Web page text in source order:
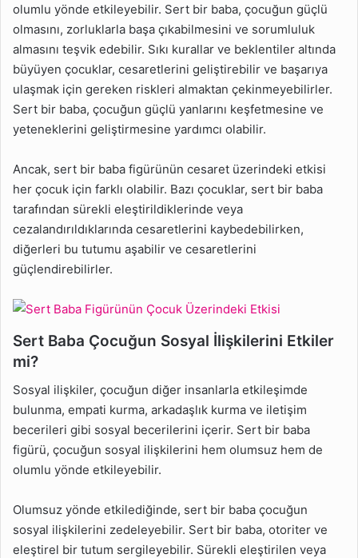
olumlu yönde etkileyebilir. Sert bir baba, çocuğun güçlü
olmasını, zorluklarla başa çıkabilmesini ve sorumluluk
almasını teşvik edebilir. Sıkı kurallar ve beklentiler altında
büyüyen çocuklar, cesaretlerini geliştirebilir ve başarıya
ulaşmak için gereken riskleri almaktan çekinmeyebilirler.
Sert bir baba, çocuğun güçlü yanlarını keşfetmesine ve
yeteneklerini geliştirmesine yardımcı olabilir.
Ancak, sert bir baba figürünün cesaret üzerindeki etkisi
her çocuk için farklı olabilir. Bazı çocuklar, sert bir baba
tarafından sürekli eleştirildiklerinde veya
cezalandırıldıklarında cesaretlerini kaybedebilirken,
diğerleri bu tutumu aşabilir ve cesaretlerini
güçlendirebilirler.
Sert Baba Çocuğun Sosyal İlişkilerini Etkiler
mi?
Sosyal ilişkiler, çocuğun diğer insanlarla etkileşimde
bulunma, empati kurma, arkadaşlık kurma ve iletişim
becerileri gibi sosyal becerilerini içerir. Sert bir baba
figürü, çocuğun sosyal ilişkilerini hem olumsuz hem de
olumlu yönde etkileyebilir.
Olumsuz yönde etkilediğinde, sert bir baba çocuğun
sosyal ilişkilerini zedeleyebilir. Sert bir baba, otoriter ve
eleştirel bir tutum sergileyebilir. Sürekli eleştirilen veya